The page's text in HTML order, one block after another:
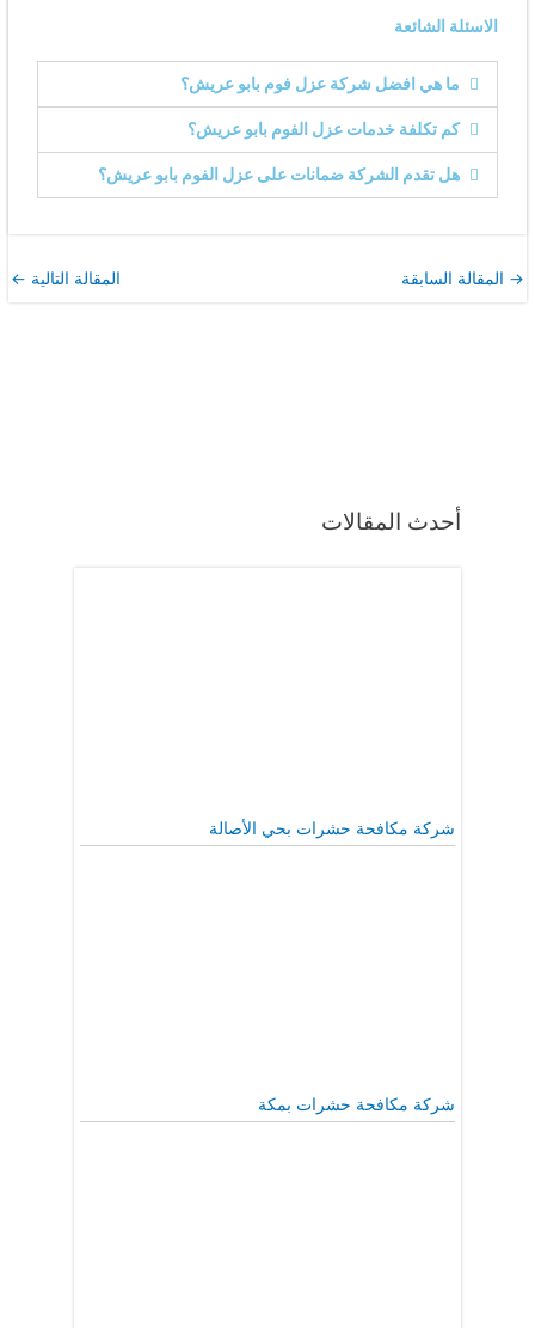
أحدث المقالات
شركة مكافحة حشرات بحي الأصالة
شركة مكافحة حشرات بمكة
الاسئلة الشائعة
ما هي افضل شركة عزل فوم بابو عريش؟
كم تكلفة خدمات عزل الفوم بابو عريش؟
هل تقدم الشركة ضمانات على عزل الفوم بابو عريش؟
→ المقالة السابقة المقالة التالية ←